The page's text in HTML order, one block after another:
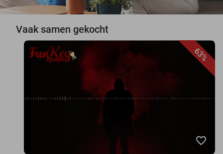
Vaak samen gekocht
63%
favorite_border